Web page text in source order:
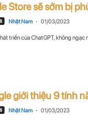
Store sẽ sớm bị
Nhật Nam - 01/03/2023
triển của ChatGPT, không
giới thiệu 9 tính
Nhật Nam - 01/03/2023